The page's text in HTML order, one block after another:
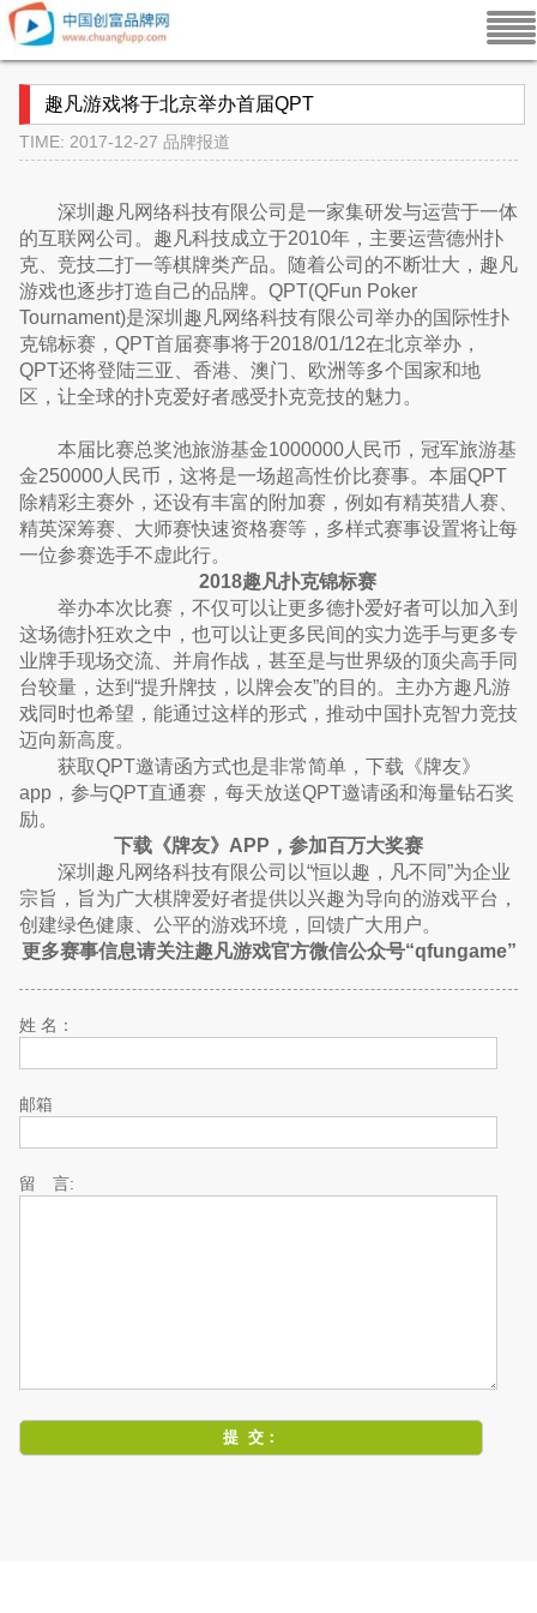
趣凡游戏将于北京举办首届QPT
TIME: 2017-12-27 品牌报道
深圳趣凡网络科技有限公司是一家集研发与运营于一体
的互联网公司。趣凡科技成立于2010年，主要运营德州扑
克、竞技二打一等棋牌类产品。随着公司的不断壮大，趣凡
游戏也逐步打造自己的品牌。QPT(QFun Poker
Tournament)是深圳趣凡网络科技有限公司举办的国际性扑
克锦标赛，QPT首届赛事将于2018/01/12在北京举办，
QPT还将登陆三亚、香港、澳门、欧洲等多个国家和地
区，让全球的扑克爱好者感受扑克竞技的魅力。
本届比赛总奖池旅游基金1000000人民币，冠军旅游基
金250000人民币，这将是一场超高性价比赛事。本届QPT
除精彩主赛外，还设有丰富的附加赛，例如有精英猎人赛、
精英深筹赛、大师赛快速资格赛等，多样式赛事设置将让每
一位参赛选手不虚此行。
2018趣凡扑克锦标赛
举办本次比赛，不仅可以让更多德扑爱好者可以加入到
这场德扑狂欢之中，也可以让更多民间的实力选手与更多专
业牌手现场交流、并肩作战，甚至是与世界级的顶尖高手同
台较量，达到“提升牌技，以牌会友”的目的。主办方趣凡游
戏同时也希望，能通过这样的形式，推动中国扑克智力竞技
迈向新高度。
获取QPT邀请函方式也是非常简单，下载《牌友》
app，参与QPT直通赛，每天放送QPT邀请函和海量钻石奖
励。
下载《牌友》APP，参加百万大奖赛
深圳趣凡网络科技有限公司以“恒以趣，凡不同”为企业
宗旨，旨为广大棋牌爱好者提供以兴趣为导向的游戏平台，
创建绿色健康、公平的游戏环境，回馈广大用户。
更多赛事信息请关注趣凡游戏官方微信公众号“qfungame”
姓 名：
邮箱
留 言: